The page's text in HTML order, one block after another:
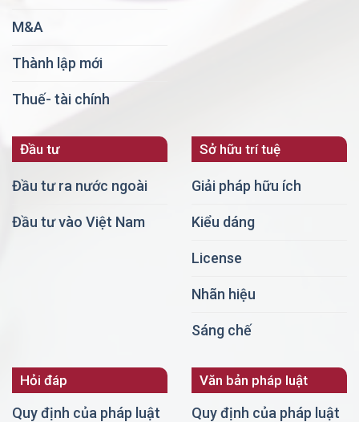
M&A
Thành lập mới
Thuế- tài chính
Đầu tư
Đầu tư ra nước ngoài
Đầu tư vào Việt Nam
Sở hữu trí tuệ
Giải pháp hữu ích
Kiểu dáng
License
Nhãn hiệu
Sáng chế
Hỏi đáp
Quy định của pháp luật
Văn bản pháp luật
Quy định của pháp luật